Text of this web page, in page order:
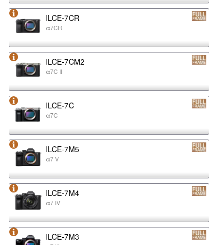
ILCE-7CR
α7CR
ILCE-7CM2
α7C II
ILCE-7C
α7C
ILCE-7M5
α7 V
ILCE-7M4
α7 IV
ILCE-7M3